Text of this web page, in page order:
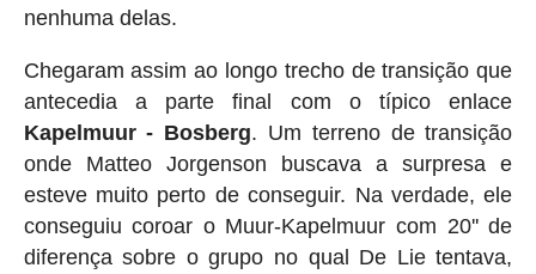
nenhuma delas.
Chegaram assim ao longo trecho de transição que
antecedia a parte final com o típico enlace
Kapelmuur - Bosberg. Um terreno de transição
onde Matteo Jorgenson buscava a surpresa e
esteve muito perto de conseguir. Na verdade, ele
conseguiu coroar o Muur-Kapelmuur com 20'' de
diferença sobre o grupo no qual De Lie tentava,